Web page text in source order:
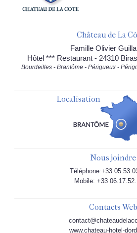
Château de La
Famille Olivier
Hôtel *** Restaurant - 24310
Bourdeilles - Brantôme - Périgueux -
Localisation
Nous joindre
Téléphone:+33
Mobile: +33
Contacts Web
www.chateau-hotel-